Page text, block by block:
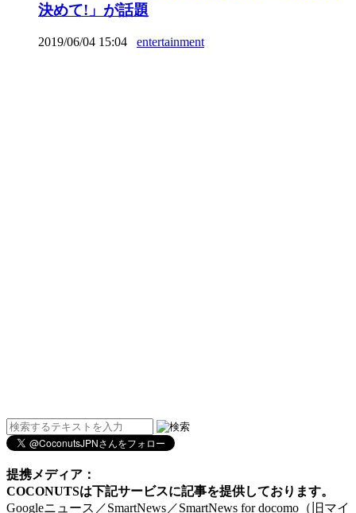
決めて!」が話題
2019/06/04 15:04 entertainment
提携メディア：
COCONUTSは下記サービスに記事を提供しております。
Googleニュース／SmartNews／SmartNews for docomo（旧マイ